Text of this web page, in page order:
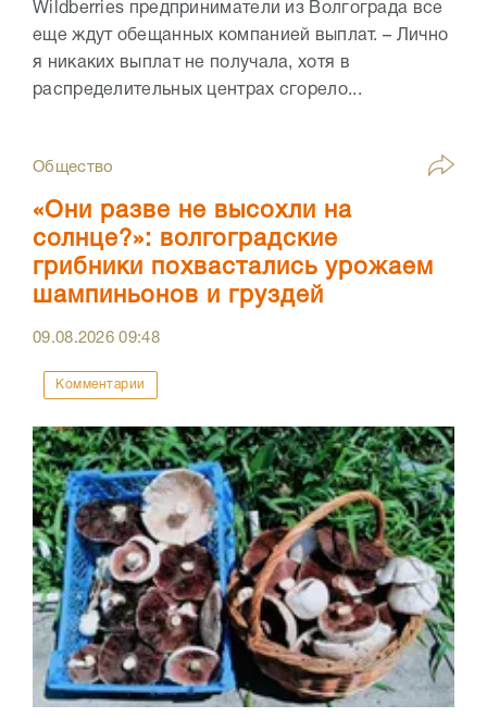
Wildberries предприниматели из Волгограда все
еще ждут обещанных компанией выплат. – Лично
я никаких выплат не получала, хотя в
распределительных центрах сгорело...
Общество
«Они разве не высохли на
солнце?»: волгоградские
грибники похвастались урожаем
шампиньонов и груздей
09.08.202609:48
Комментарии